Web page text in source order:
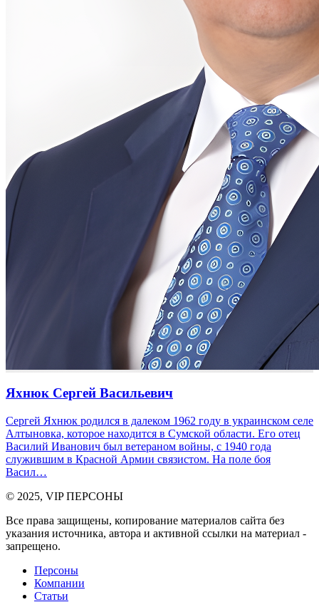
Яхнюк Сергей Васильевич
Сергей Яхнюк родился в далеком 1962 году в украинском селе
Алтыновка, которое находится в Сумской области. Его отец
Василий Иванович был ветераном войны, с 1940 года
служившим в Красной Армии связистом. На поле боя
Васил…
© 2025, VIP ПЕРСОНЫ
Все права защищены, копирование материалов сайта без
указания источника, автора и активной ссылки на материал -
запрещено.
Персоны
Компании
Статьи